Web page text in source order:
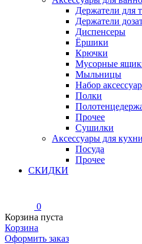
Держатели для
Держатели
Диспенсеры
Ёршики
Крючки
Мусорные
Мыльницы
Набор
Полки
Прочее
Сушилки
Аксессуары для кухни
Посуда
Прочее
СКИДКИ
0
Корзина пуста
Корзина
Оформить заказ